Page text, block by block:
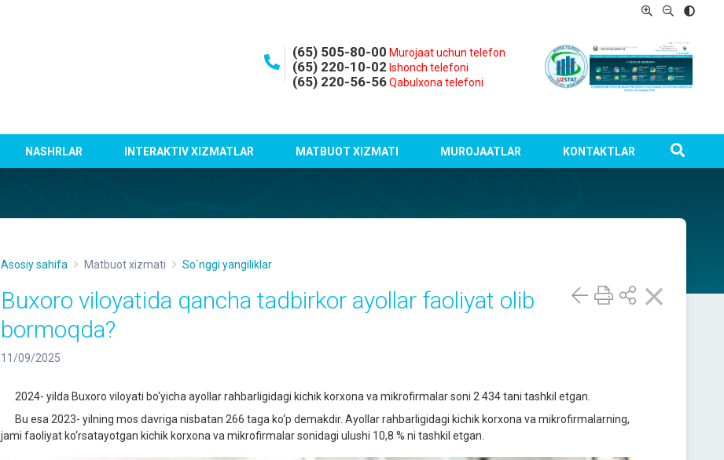
(65) 505-80-00 Murojaat uchun telefon
(65) 220-10-02 Ishonch telefoni
(65) 220-56-56 Qabulxona telefoni
NASHRLAR INTERAKTIV XIZMATLAR MATBUOT XIZMATI MUROJAATLAR KONTAKTLAR
Asosiy sahifa Matbuot xizmati So`nggi yangiliklar
Buxoro viloyatida qancha tadbirkor ayollar faoliyat olib
bormoqda?
11/09/2025
2024- yilda Buxoro viloyati bo‘yicha ayollar rahbarligidagi kichik korxona va mikrofirmalar soni 2 434 tani tashkil etgan.
Bu esa 2023- yilning mos davriga nisbatan 266 taga ko‘p demakdir. Ayollar rahbarligidagi kichik korxona va mikrofirmalarning,
jami faoliyat ko‘rsatayotgan kichik korxona va mikrofirmalar sonidagi ulushi 10,8 % ni tashkil etgan.